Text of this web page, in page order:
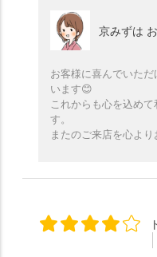
京みずは
お客様に喜んでいた
います😊
これからも心を込め
す。
またのご来店を心より